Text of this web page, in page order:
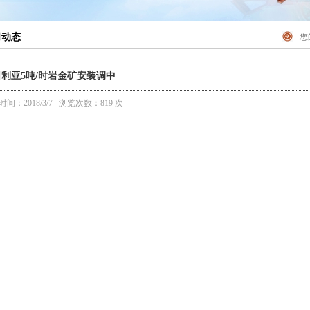
态 您
亚5吨/时岩金矿安装调中
间：2018/3/7 浏览次数： 819 次